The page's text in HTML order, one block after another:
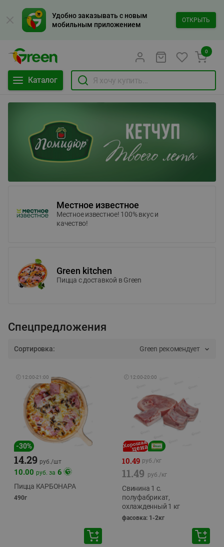
Удобно заказывать с новым
мобильным приложением
ОТКРЫТЬ
Каталог
0
Местное известное
Местное известное! 100% вкус и
качество!
Green kitchen
Пицца c доставкой в Green
Спецпредложения
Сортировка: Green рекомендует
🕘 12:00-21:00
-30%
14.29 руб./шт
10.00 руб. за 6
Пицца КАРБОНАРА
490г
🕘 12:00-20:00
10.49 руб./кг
11.49 руб./кг
Свинина 1 с.
полуфабрикат,
охлажденный 1 кг
фасовка: 1-2кг